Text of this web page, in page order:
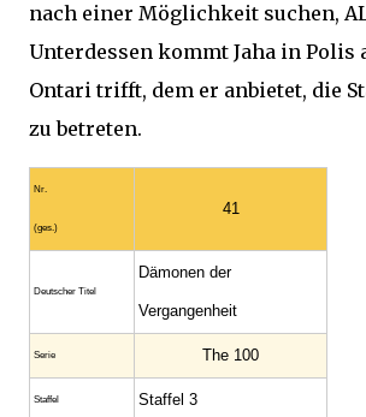
nach einer Möglichkeit suchen,
Unterdessen kommt Jaha in Polis
Ontari trifft, dem er anbietet, die
zu betreten.
Nr.
(ges.)
41
Deutscher Titel
Dämonen der
Vergangenheit
Serie The 100
Staffel Staffel 3